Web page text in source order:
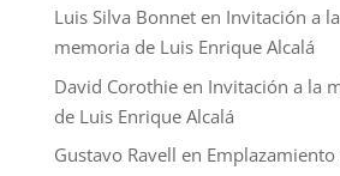
Luis Silva Bonneten Invitación a
memoria de Luis Enrique Alcalá
David Corothieen Invitación a la
de Luis Enrique Alcalá
Gustavo Ravell en Emplazamiento